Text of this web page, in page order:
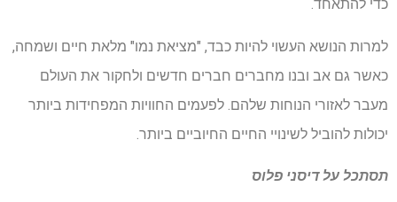
כדי להתאחד.
למרות הנושא העשוי להיות כבד, "מציאת נמו" מלאת חיים ושמחה,
כאשר גם אב ובנו מחברים חברים חדשים ולחקור את העולם
מעבר לאזורי הנוחות שלהם. לפעמים החוויות המפחידות ביותר
יכולות להוביל לשינויי החיים החיוביים ביותר.
תסתכל עלדיסני פלוס